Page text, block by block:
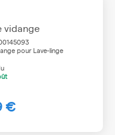
vidange
pour Lave-linge
€